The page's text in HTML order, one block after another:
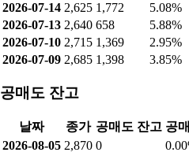
2026-07-29 2,700 128
0.30%
2026-07-28 2,745 138
0.24%
2026-07-27 2,860 75
0.38%
2026-07-24 2,930 3,444
8.70%
2026-07-22 2,785
2026-07-20
2,770 2,698
14.74%
2026-07-16 2,775 1,572
9.72%